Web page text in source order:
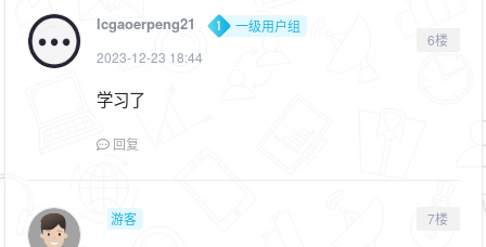
lcgaoerpeng21
一级用户组
2023-12-23 18:44
6楼
学习了
回复
游客 7楼